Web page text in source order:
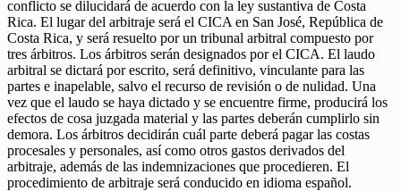
conflicto se dilucidará de acuerdo con la ley sustantiva de Costa
Rica. El lugar del arbitraje será el CICA en San José, República de
Costa Rica, y será resuelto por un tribunal arbitral compuesto por
tres árbitros. Los árbitros serán designados por el CICA. El laudo
arbitral se dictará por escrito, será definitivo, vinculante para las
partes e inapelable, salvo el recurso de revisión o de nulidad. Una
vez que el laudo se haya dictado y se encuentre firme, producirá los
efectos de cosa juzgada material y las partes deberán cumplirlo sin
demora. Los árbitros decidirán cuál parte deberá pagar las costas
procesales y personales, así como otros gastos derivados del
arbitraje, además de las indemnizaciones que procedieren. El
procedimiento de arbitraje será conducido en idioma español.